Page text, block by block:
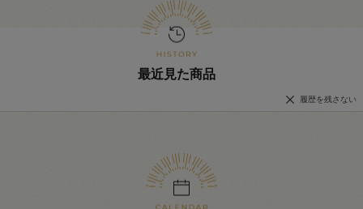
最近見た商品
履歴を残さない